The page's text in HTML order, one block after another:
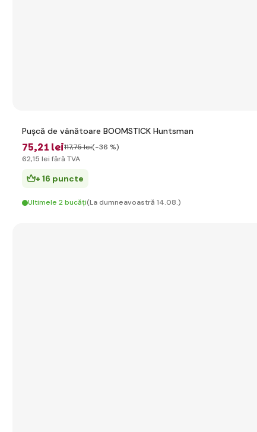
Pușcă de vânătoare BOOMSTICK Huntsman
75,21 lei117,75 lei(-36 %)
62,15 lei fără TVA
+ 16 puncte
Ultimele 2 bucăți(La dumneavoastră 14.08.)